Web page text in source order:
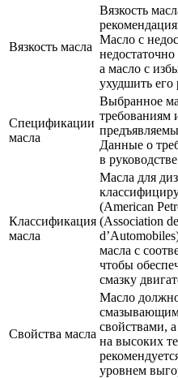
Вязкость масла
Вязкость
Масло с
а масло с
ухудшить его
Спецификации
масла
Выбранное
требованиям
Данные о
в
Классификация
масла
Масла для
(American
(Association
масла с
чтобы
смазку
Свойства масла
Масло
свойствами,
на высоких
уровнем